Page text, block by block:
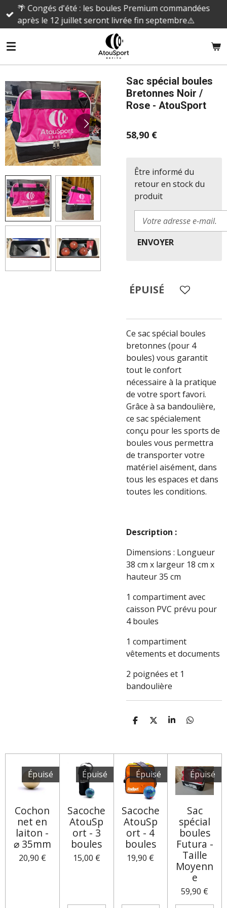
Passer
principal
🌴 Congés d'été : les boules Premium commandées
après le 12 juillet seront livrée fin septembre⚠️
Sac spécial boules
Bretonnes Noir /
Rose - AtouSport
58,90 €
Être informé du
retour en stock du
produit
ENVOYER
ÉPUISÉ
Ce sac spécial boules
bretonnes (pour 4
boules) vous garantit
tout le confort
nécessaire à la pratique
de votre sport favori.
Grâce à sa bandoulière,
ce sac spécialement
conçu pour les sports de
boules vous permettra
de transporter votre
matériel aisément, dans
tous les espaces et dans
toutes les conditions.
Description :
Dimensions : Longueur
38 cm x largeur 18 cm x
hauteur 35 cm
1 compartiment avec
caisson PVC prévu pour
4 boules
1 compartiment
vêtements et documents
2 poignées et 1
bandoulière
P
A
G
E
R
P
A
G
E
R
P
A
R
P
A
E
R
Épuisé
Cochon
net en
laiton -
⌀ 35mm
20,90 €
Épuisé
Sacoche
AtouSp
ort - 3
boules
15,00 €
Épuisé
Sacoche
AtouSp
ort - 4
boules
19,90 €
Épuisé
Sac
spécial
boules
Futura -
Taille
Moyenn
e
59,90 €